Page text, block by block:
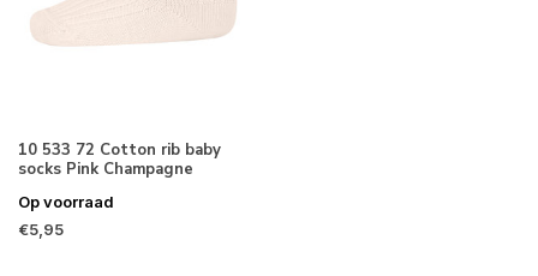
10 533 72 Cotton rib baby
socks Pink Champagne
Op voorraad
€5,95